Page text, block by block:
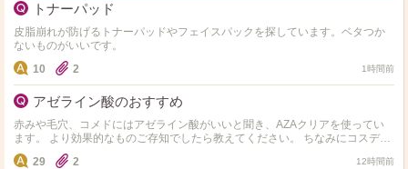
トナーパッド
皮脂崩れが防げるトナーパッドやフェイスパックを探しています。ベタつか
ないものがいいです。
10
2 1時間前
アゼライン酸のおすすめ
赤みや毛穴、コメドにはアゼライン酸がいいと聞き、AZAクリアを使ってい
ます。 より効果的なものご存知でしたら教えてください。 ちなみにコスデバ
ハが気になっています。
29 2 12時間前